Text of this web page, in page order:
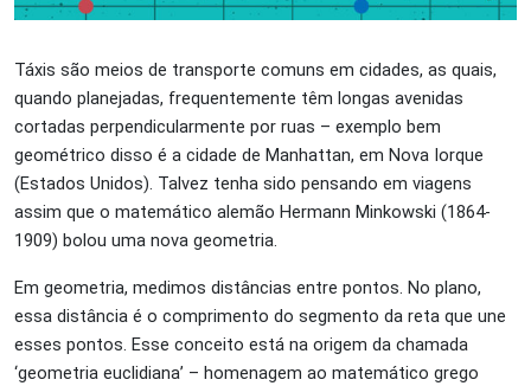
Táxis são meios de transporte comuns em cidades, as quais,
quando planejadas, frequentemente têm longas avenidas
cortadas perpendicularmente por ruas – exemplo bem
geométrico disso é a cidade de Manhattan, em Nova Iorque
(Estados Unidos). Talvez tenha sido pensando em viagens
assim que o matemático alemão Hermann Minkowski (1864-
1909) bolou uma nova geometria.
Em geometria, medimos distâncias entre pontos. No plano,
essa distância é o comprimento do segmento da reta que une
esses pontos. Esse conceito está na origem da chamada
‘geometria euclidiana’ – homenagem ao matemático grego